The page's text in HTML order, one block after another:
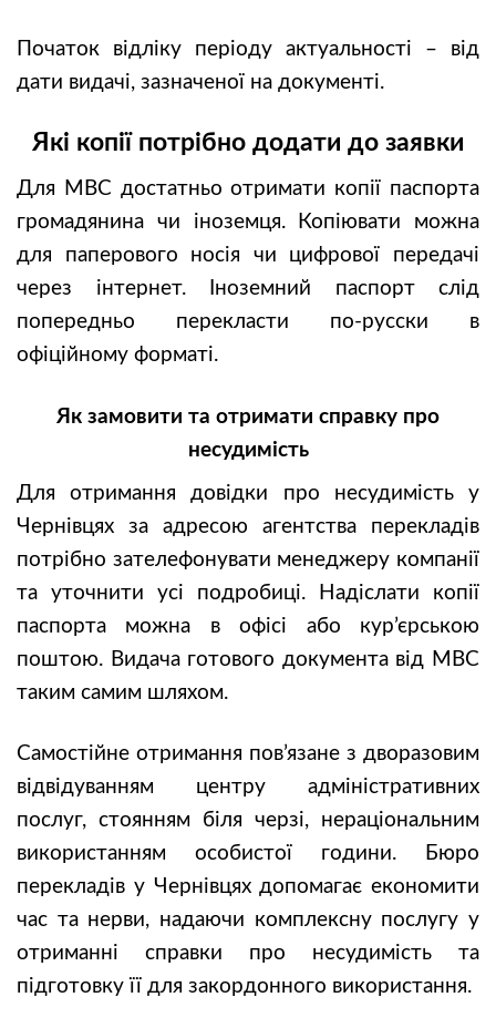
Початок відліку періоду актуальності – від
дати видачі, зазначеної на документі.
Які копії потрібно додати до заявки
Для МВС достатньо отримати копії паспорта
громадянина чи іноземця. Копіювати можна
для паперового носія чи цифрової передачі
через інтернет. Іноземний паспорт слід
попередньо перекласти по-русски в
офіційному форматі.
Як замовити та отримати справку про
несудимість
Для отримання довідки про несудимість у
Чернівцях за адресою агентства перекладів
потрібно зателефонувати менеджеру компанії
та уточнити усі подробиці. Надіслати копії
паспорта можна в офісі або кур’єрською
поштою. Видача готового документа від МВС
таким самим шляхом.
Самостійне отримання пов’язане з дворазовим
відвідуванням центру адміністративних
послуг, стоянням біля черзі, нераціональним
використанням особистої години. Бюро
перекладів у Чернівцях допомагає економити
час та нерви, надаючи комплексну послугу у
отриманні справки про несудимість та
підготовку її для закордонного використання.